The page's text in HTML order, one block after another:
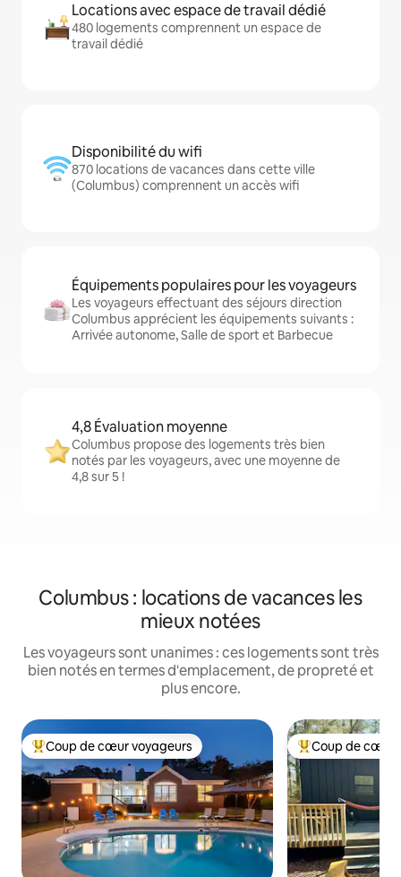
Locations avec espace de travail dédié
480 logements comprennent un espace de
travail dédié
Disponibilité du wifi
870 locations de vacances dans cette ville
(Columbus) comprennent un accès wifi
Équipements populaires pour les voyageurs
Les voyageurs effectuant des séjours direction
Columbus apprécient les équipements suivants :
Arrivée autonome, Salle de sport et Barbecue
4,8 Évaluation moyenne
Columbus propose des logements très bien
notés par les voyageurs, avec une moyenne de
4,8 sur 5 !
Columbus : locations de vacances les
mieux notées
Les voyageurs sont unanimes : ces logements sont très
bien notés en termes d'emplacement, de propreté et
plus encore.
Coups de cœur voyageurs les plus appréciés
Coup de cœur voyageurs Coups de cœur
Coup de cœur